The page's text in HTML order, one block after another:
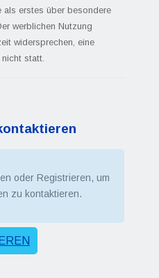
erstes über besondere
werblichen Nutzung
widersprechen, eine
statt.
oder Registrieren, um
zu kontaktieren.